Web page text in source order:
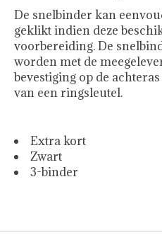
De snelbinder kan
geklikt indien deze
voorbereiding. De
worden met de
bevestiging op de
van een ringsleutel.
Extra kort
Zwart
3-binder